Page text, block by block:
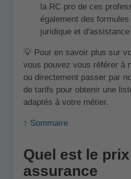
la RC pro de ces
également des
juridique et
💡 Pour en savoir plus sur
vous pouvez vous référer à
ou directement passer par
de tarifs pour obtenir une
adaptés à votre métier.
↑ Sommaire
Quel est le
assurance